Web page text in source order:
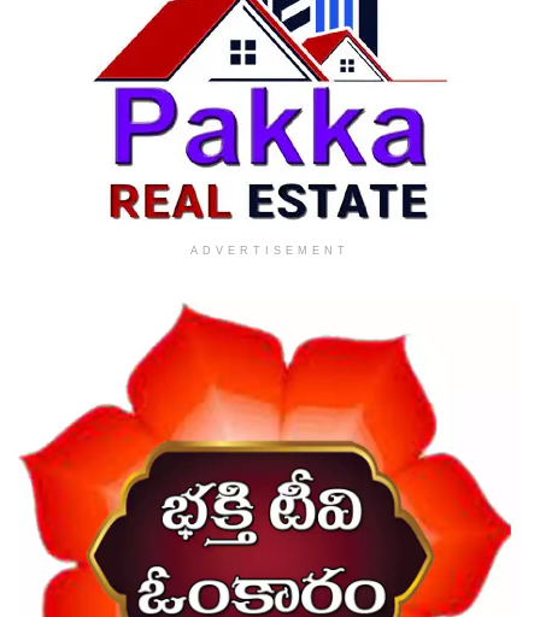
ADVERTISEMENT